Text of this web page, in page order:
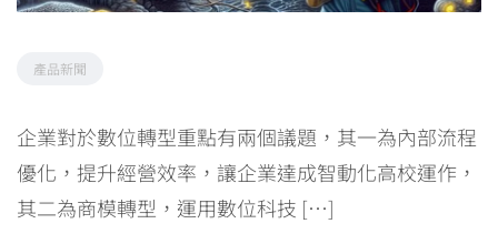
產品新聞
企業對於數位轉型重點有兩個議題，其一為內部流程
優化，提升經營效率，讓企業達成智動化高校運作，
其二為商模轉型，運用數位科技 […]